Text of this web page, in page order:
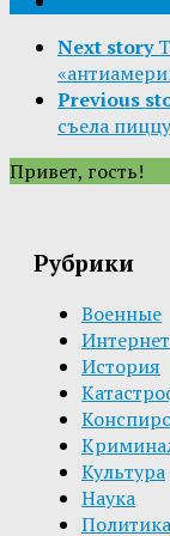
Next story
Previous
съела пиццу
Привет, гость!
Рубрики
Военные
Интернет
История
Культура
Наука
Политика